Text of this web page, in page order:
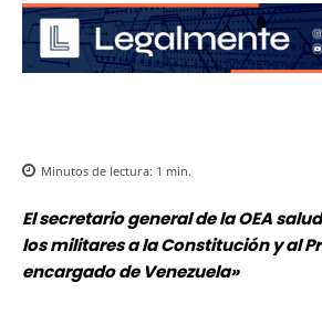
Minutos de lectura: 1 min.
El secretario general de la OEA
los militares a la Constitución y al
encargado de Venezuela»